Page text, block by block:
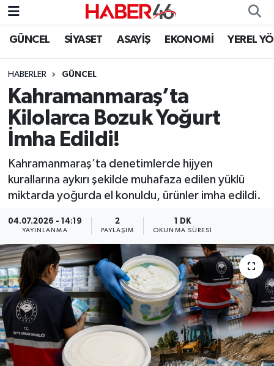
GÜNCEL SİYASET ASAYİŞ EKONOMİ YEREL
HABERLER GÜNCEL
Kahramanmaraş’ta
Kilolarca Bozuk Yoğurt
İmha Edildi!
Kahramanmaraş’ta denetimlerde hijyen
kurallarına aykırı şekilde muhafaza edilen yüklü
miktarda yoğurda el konuldu, ürünler imha edildi.
04.07.2026 - 14:19
YAYINLANMA
2
PAYLAŞIM
1 DK
OKUNMA SÜRESI
GÜNCEL
SİYASET
EKONOMİ
SPOR
YAŞAM
TEKNOLOJİ
SAĞLIK
EĞİTİM
İLÇE HABERLERİ
KÜLTÜR-SANAT
KSÜ
Nöbetçi Eczaneler
Hava Durumu
Kahramanmaraş Namaz Vakitleri
Trafik Durumu
Süper Lig Puan Durumu ve Fikstür
Tüm Manşetler
Son Dakika Haberleri
Haber Arşivi